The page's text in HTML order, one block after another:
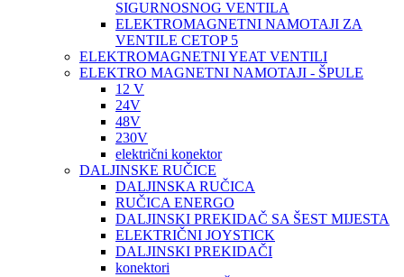
SIGURNOSNOG VENTILA
ELEKTROMAGNETNI NAMOTAJI ZA
VENTILE CETOP 5
ELEKTROMAGNETNI YEAT VENTILI
ELEKTRO MAGNETNI NAMOTAJI - ŠPULE
12 V
24V
48V
230V
električni konektor
DALJINSKE RUČICE
DALJINSKA RUČICA
RUČICA ENERGO
DALJINSKI PREKIDAČ SA ŠEST MIJESTA
ELEKTRIČNI JOYSTICK
DALJINSKI PREKIDAČI
konektori